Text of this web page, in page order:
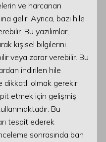
ve harcanan
gelir. Ayrıca, bazı hile
Bu yazılımlar,
kişisel bilgilerini
veya zarar verebilir. Bu
indirilen hile
dikkatli olmak gerekir.
etmek için gelişmiş
Bu
tespit ederek
sonrasında ban